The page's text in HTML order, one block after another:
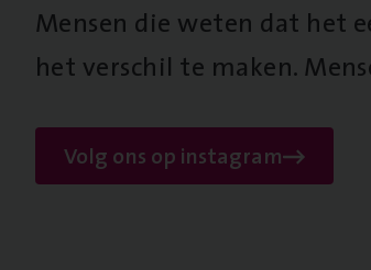
Mensen die weten dat het
het verschil te maken.
Volg ons op instagram